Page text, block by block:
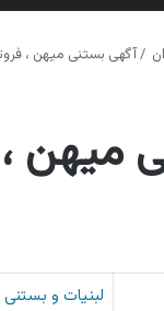
/آگهی بستنی میهن ،
،
لبنیات و